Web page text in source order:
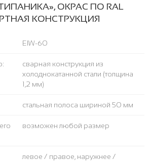
ОКРАС ПО RAL
КОНСТРУКЦИЯ
EIW-60
сварная конструкция из
холоднокатанной стали (толщина
1,2 мм)
стальная полоса шириной 50 мм
возможен любой размер
левое / правое, наружнее /